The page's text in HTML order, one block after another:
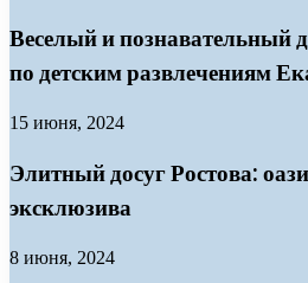
Веселый и познавательный
по детским развлечениям
15 июня, 2024
Элитный досуг Ростова:
эксклюзива
8 июня, 2024